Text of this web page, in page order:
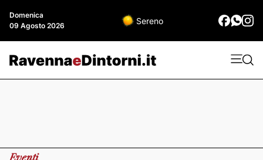
Domenica
09 Agosto 2026
Sereno
Eventi